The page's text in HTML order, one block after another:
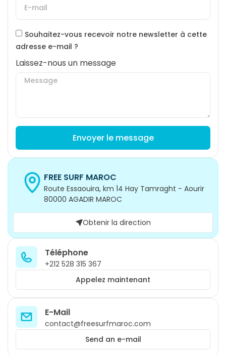
FREE SURF MAROC
Route Essaouira, km 14 Hay Tamraght - Aourir
80000 AGADIR MAROC
Obtenir la direction
Téléphone
+212 528 315 367
Appelez maintenant
E-Mail
contact@freesurfmaroc.com
Send an e-mail
Souhaitez-vous recevoir notre newsletter à cette
adresse e-mail ?
Laissez-nous un message
Envoyer le message